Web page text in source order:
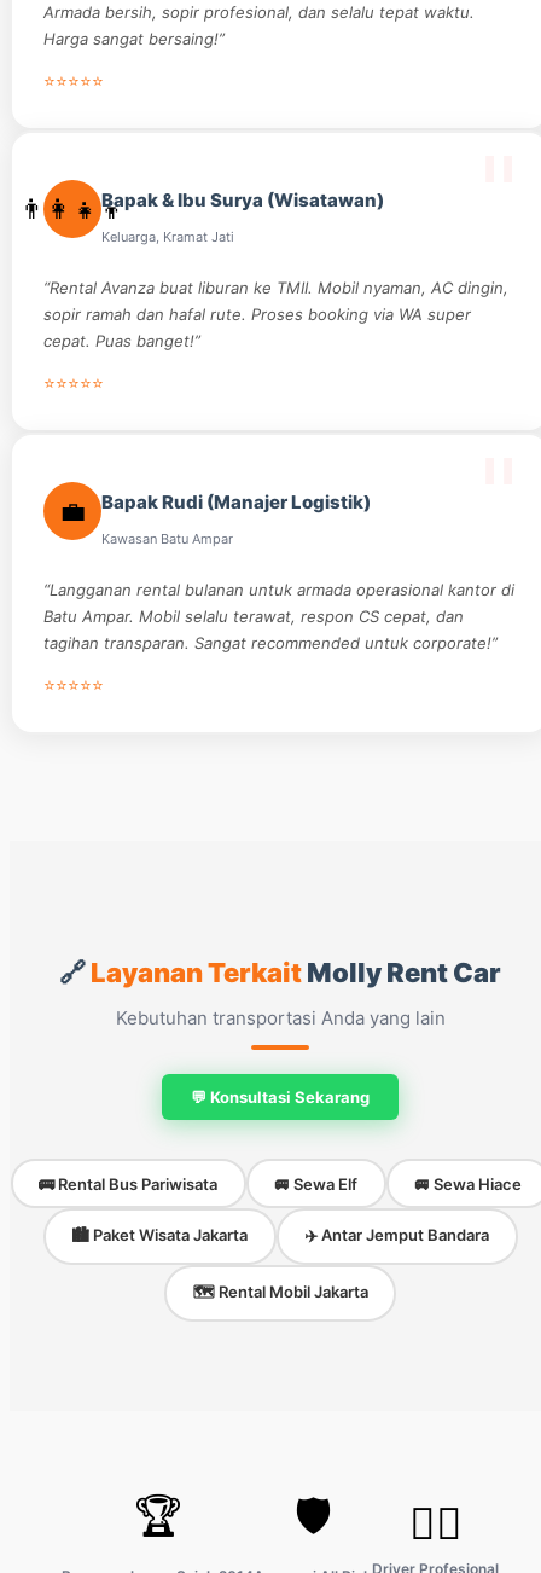
Armada bersih, sopir profesional, dan selalu tepat waktu.
Harga sangat bersaing!”
⭐⭐⭐⭐⭐
👨‍👩‍👧‍👦Bapak & Ibu Surya (Wisatawan)
Keluarga, Kramat Jati
“Rental Avanza buat liburan ke TMII. Mobil nyaman, AC dingin,
sopir ramah dan hafal rute. Proses booking via WA super
cepat. Puas banget!”
⭐⭐⭐⭐⭐
💼 Bapak Rudi (Manajer Logistik)
Kawasan Batu Ampar
“Langganan rental bulanan untuk armada operasional kantor di
Batu Ampar. Mobil selalu terawat, respon CS cepat, dan
tagihan transparan. Sangat recommended untuk corporate!”
⭐⭐⭐⭐⭐
🔗Layanan TerkaitMolly Rent Car
Kebutuhan transportasi Anda yang lain
💬 Konsultasi Sekarang
🚌 Rental Bus Pariwisata 🚐 Sewa Elf 🚐 Sewa Hiace
🏙️ Paket Wisata Jakarta ✈️ Antar Jemput Bandara
🗺️ Rental Mobil Jakarta
🏆 🛡️ 👨‍✈️
Driver Profesional